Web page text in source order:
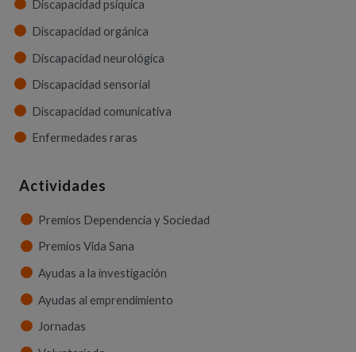
Discapacidad psíquica
Discapacidad orgánica
Discapacidad neurológica
Discapacidad sensorial
Discapacidad comunicativa
Enfermedades raras
Actividades
Premios Dependencia y Sociedad
Premios Vida Sana
Ayudas a la investigación
Ayudas al emprendimiento
Jornadas